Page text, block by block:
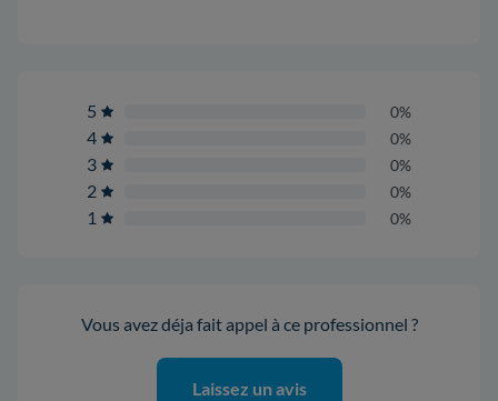
5 0%
4 0%
3 0%
2 0%
1 0%
Vous avez déja fait appel à ce professionnel ?
Laissez un avis